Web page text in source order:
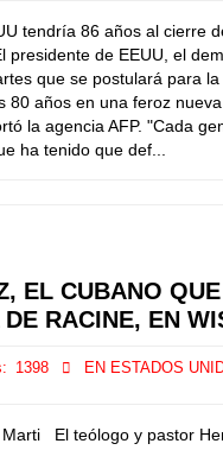
tendría 86 años al cierre
presidente de EEUU, el
que se postulará para
80 años en una feroz
la agencia AFP. "Cada
ha tenido que def...
EL CUBANO
RACINE, EN
1398 EN ESTADOS
El teólogo y pastor